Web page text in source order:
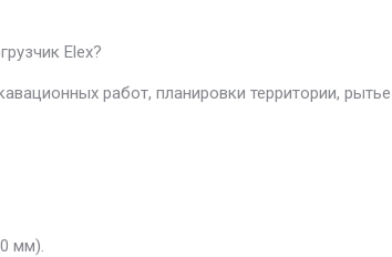
Elex?
работ, планировки территории, рытье
мм).